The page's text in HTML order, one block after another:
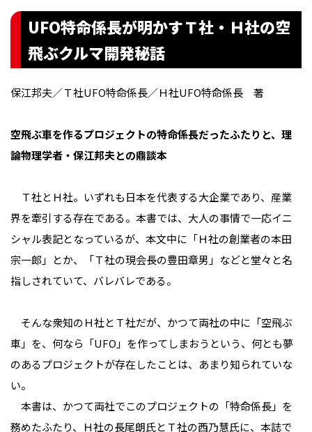
UFO特命係長が明かすＴ社・Ｈ社の空
飛ぶクルマ開発秘話
保江邦夫／Ｔ社UFO特命係長／Ｈ社UFO特命係長 著
空飛ぶ車を作るプロジェクトの特命係長だったふたりと、理
論物理学者・保江邦夫との鼎談本
Ｔ社とＨ社。いずれも日本を代表する大企業であり、産業
界を牽引する存在である。本書では、大人の事情で一応イニ
シャル表記となっているが、本文中に「Ｈ社の創業者の本田
宗一郎」とか、「Ｔ社の現会長の豊田章男」などと堂々と名
指しされていて、バレバレである。
そんな衆知のＨ社とＴ社だが、かつて両社の中に「空飛ぶ
車」を、何なら「UFO」を作ってしまおうという、何とも夢
のあるプロジェクトが存在したことは、あまり知られていな
い。
本書は、かつて両社でこのプロジェクトの「特命係長」を
務めたふたり、Ｈ社の長尾朗氏とＴ社の西乃慧氏に、本誌で